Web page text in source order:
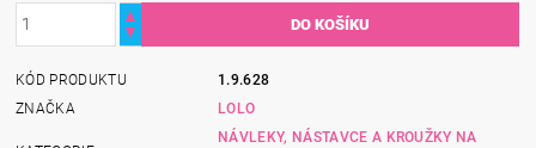
KÓD PRODUKTU
1.9.628
ZNAČKA
LOLO
NÁVLEKY, NÁSTAVCE A KROUŽKY NA